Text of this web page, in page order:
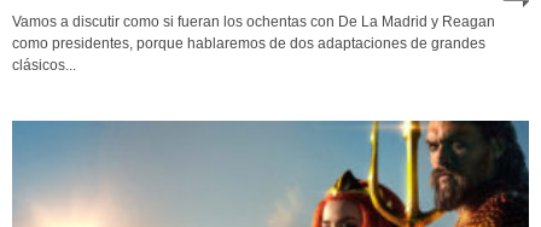
Vamos a discutir como si fueran los ochentas con De La Madrid y Reagan
como presidentes, porque hablaremos de dos adaptaciones de grandes
clásicos...